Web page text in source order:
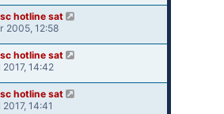
hotline sat
2005, 12:58
hotline sat
2017, 14:42
hotline sat
14:41